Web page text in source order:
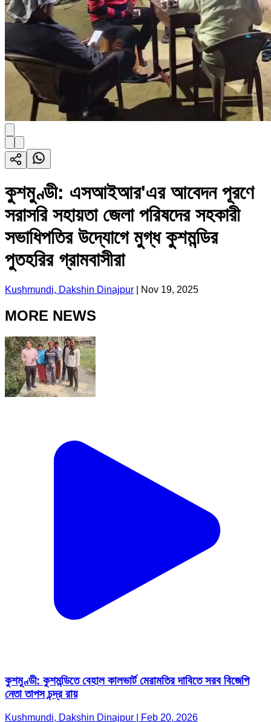
কুশমুণ্ডী: এসআইআর'এর আবেদন পূরণে
সরাসরি সহায়তা জেলা পরিষদের সহকারী
সভাধিপতির উদ্যোগে মুগ্ধ কুশমন্ডির
পুতহরির গ্রামবাসীরা
Kushmundi, Dakshin Dinajpur Nov 19, 2025
MORE NEWS
কুশমুণ্ডী: কুশমন্ডিতে বেহাল কালভার্ট মেরামতির দাবিতে সরব বিজেপি
নেতা তাপস চন্দ্র রায়
Kushmundi, Dakshin Dinajpur | Feb 20, 2026